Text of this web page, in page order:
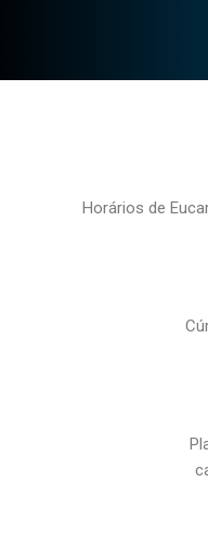
Horários de